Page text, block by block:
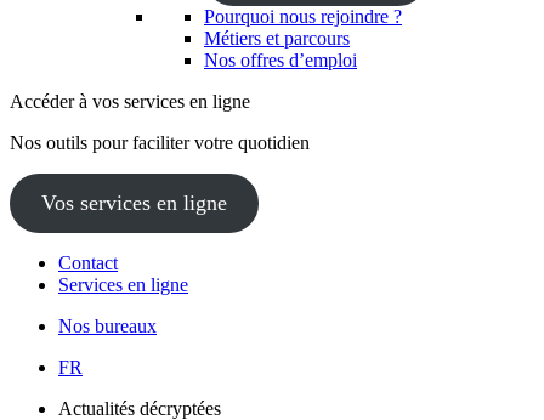
Pourquoi nous rejoindre ?
Métiers et parcours
Nos offres d’emploi
Accéder à vos services en ligne
Nos outils pour faciliter votre quotidien
Vos services en ligne
Contact
Services en ligne
Nos bureaux
FR
Actualités décryptées